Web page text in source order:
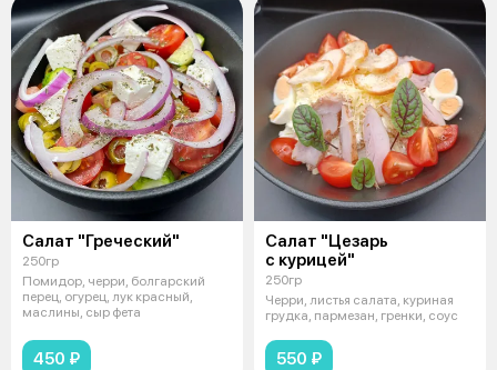
Салат "Греческий"
250гр
Помидор, черри, болгарский
перец, огурец, лук красный,
маслины, сыр фета
450 ₽
Салат "Цезарь
с курицей"
250гр
Черри, листья салата, куриная
грудка, пармезан, гренки, соус
550 ₽